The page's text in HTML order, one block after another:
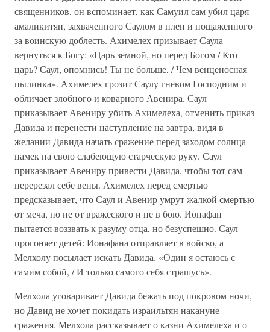
священников, он вспоминает, как Самуил сам убил царя
амаликитян, захваченного Саулом в плен и пощаженного
за воинскую доблесть. Ахимелех призывает Саула
вернуться к Богу: «Царь земной, но перед Богом / Кто
царь? Саул, опомнись! Ты не больше, / Чем венценосная
пылинка». Ахимелех грозит Саулу гневом Господним и
обличает злобного и коварного Авенира. Саул
приказывает Авениру убить Ахимелеха, отменить приказ
Давида и перенести наступление на завтра, видя в
желании Давида начать сражение перед заходом солнца
намек на свою слабеющую старческую руку. Саул
приказывает Авениру привести Давида, чтобы тот сам
перерезал себе вены. Ахимелех перед смертью
предсказывает, что Саул и Авенир умрут жалкой смертью
от меча, но не от вражеского и не в бою. Ионафан
пытается воззвать к разуму отца, но безуспешно. Саул
прогоняет детей: Ионафана отправляет в войско, а
Мелхолу посылает искать Давида. «Один я остаюсь с
самим собой, / И только самого себя страшусь».
Мелхола уговаривает Давида бежать под покровом ночи,
но Давид не хочет покидать израильтян накануне
сражения. Мелхола рассказывает о казни Ахимелеха и о